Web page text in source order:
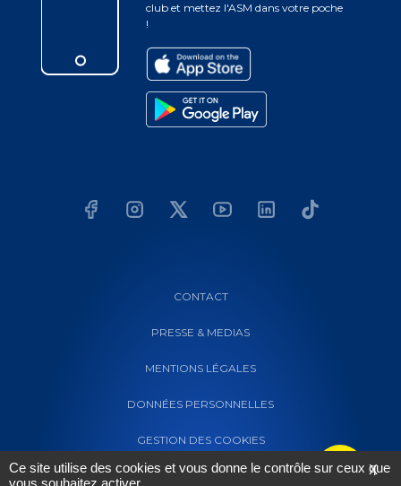
club et mettez l'ASM dans votre poche
!
CONTACT
PRESSE & MEDIAS
MENTIONS LÉGALES
DONNÉES PERSONNELLES
GESTION DES COOKIES
X
Ce site utilise des cookies et vous donne le contrôle sur ceux que
vous souhaitez activer